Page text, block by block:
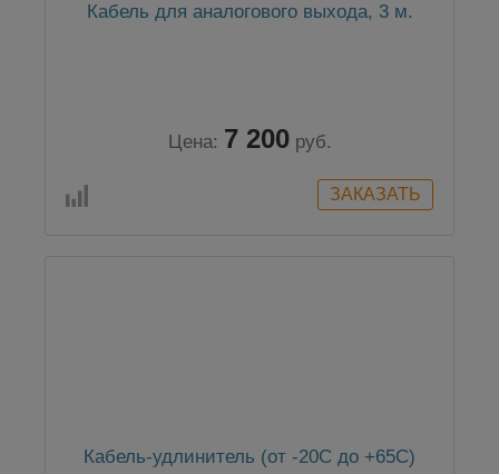
Кабель для аналогового выхода, 3 м.
Цена: 7 200 руб.
Кабель-удлинитель (от -20C до +65C)